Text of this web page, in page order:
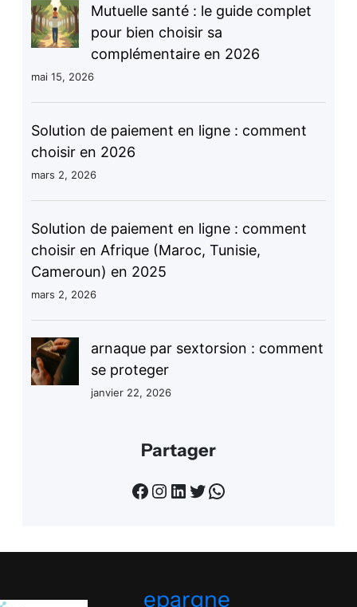
Mutuelle santé : le guide complet
pour bien choisir sa
complémentaire en 2026
mai 15, 2026
Solution de paiement en ligne : comment
choisir en 2026
mars 2, 2026
Solution de paiement en ligne : comment
choisir en Afrique (Maroc, Tunisie,
Cameroun) en 2025
mars 2, 2026
arnaque par sextorsion : comment
se proteger
janvier 22, 2026
Partager
Facebook Instagram LinkedIn Twitter WhatsApp
epargne